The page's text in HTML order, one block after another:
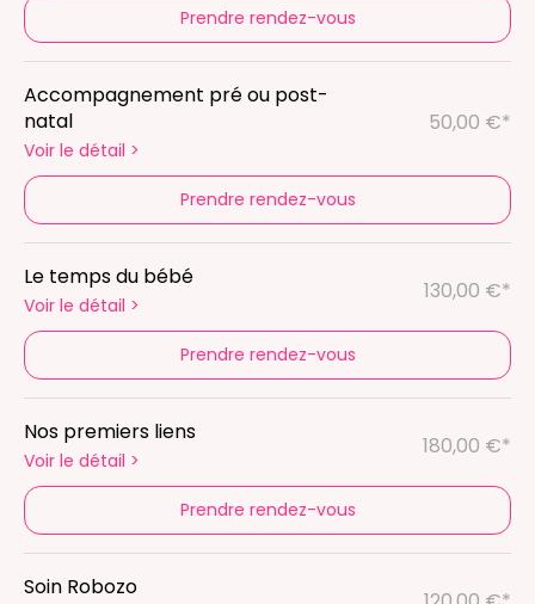
Prendre rendez-vous
Accompagnement pré ou post-
natal
Voir le détail >
50,00 €*
Prendre rendez-vous
Le temps du bébé
Voir le détail >
130,00 €*
Prendre rendez-vous
Nos premiers liens
Voir le détail >
180,00 €*
Prendre rendez-vous
Soin Robozo